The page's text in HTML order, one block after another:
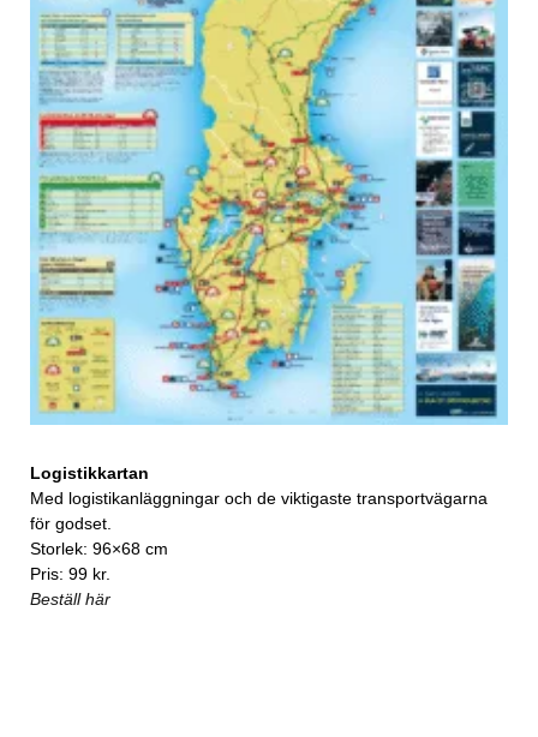
Logistikkartan
Med logistikanläggningar och de viktigaste transportvägarna
för godset.
Storlek: 96×68 cm
Pris: 99 kr.
Beställ här